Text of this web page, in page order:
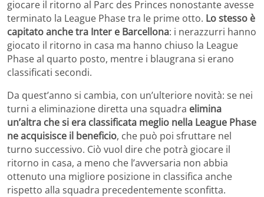
giocare il ritorno al Parc des Princes nonostante avesse
terminato la League Phase tra le prime otto. Lo stesso è
capitato anche tra Inter e Barcellona: i nerazzurri hanno
giocato il ritorno in casa ma hanno chiuso la League
Phase al quarto posto, mentre i blaugrana si erano
classificati secondi.
Da quest’anno si cambia, con un’ulteriore novità: se nei
turni a eliminazione diretta una squadra elimina
un’altra che si era classificata meglio nella League Phase
ne acquisisce il beneficio, che può poi sfruttare nel
turno successivo. Ciò vuol dire che potrà giocare il
ritorno in casa, a meno che l’avversaria non abbia
ottenuto una migliore posizione in classifica anche
rispetto alla squadra precedentemente sconfitta.